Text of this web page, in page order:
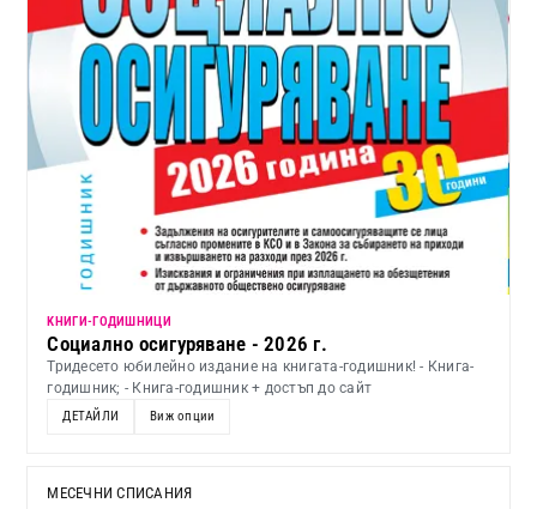
KНИГИ-ГОДИШНИЦИ
Социално осигуряване - 2026 г.
Тридесето юбилейно издание на книгата-годишник! - Книга-
годишник; - Книга-годишник + достъп до сайт
ДЕТАЙЛИ Виж опции
МЕСЕЧНИ СПИСАНИЯ